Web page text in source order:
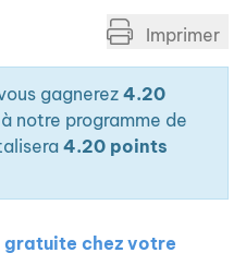
Imprimer
gagnerez 4.20
notre programme de
4.20 points
chez votre